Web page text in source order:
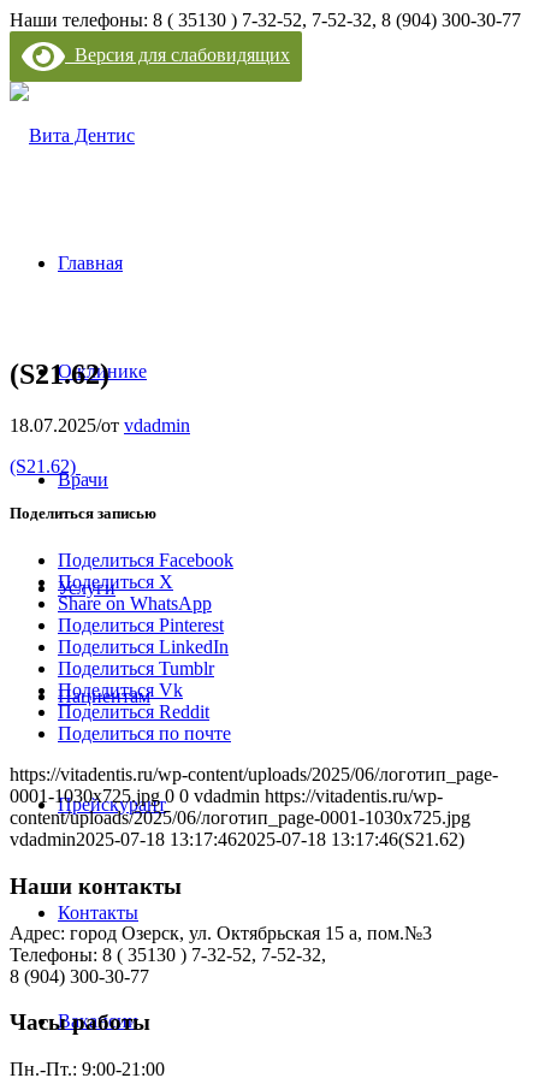
Наши телефоны: 8 ( 35130 ) 7-32-52, 7-52-32, 8 (904) 300-30-77
Версия для слабовидящих
Главная
О клинике
Врачи
Услуги
Пациентам
Прейскурант
Контакты
Вакансии
(S21.62)
18.07.2025/от vdadmin
(S21.62)
Поделиться записью
Поделиться Facebook
Поделиться X
Share on WhatsApp
Поделиться Pinterest
Поделиться LinkedIn
Поделиться Tumblr
Поделиться Vk
Поделиться Reddit
Поделиться по почте
https://vitadentis.ru/wp-content/uploads/2025/06/логотип_page-
0001-1030x725.jpg 0 0 vdadmin https://vitadentis.ru/wp-
content/uploads/2025/06/логотип_page-0001-1030x725.jpg
vdadmin2025-07-18 13:17:462025-07-18 13:17:46(S21.62)
Наши контакты
Адрес: город Озерск, ул. Октябрьская 15 а, пом.№3
Телефоны: 8 ( 35130 ) 7-32-52, 7-52-32,
8 (904) 300-30-77
Часы работы
Пн.-Пт.: 9:00-21:00